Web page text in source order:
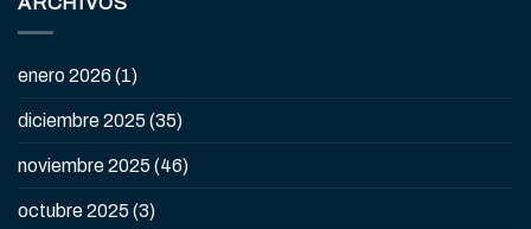
enero 2026 (1)
diciembre 2025 (35)
noviembre 2025 (46)
octubre 2025 (3)